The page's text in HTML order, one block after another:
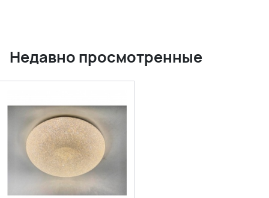
Недавно просмотренные